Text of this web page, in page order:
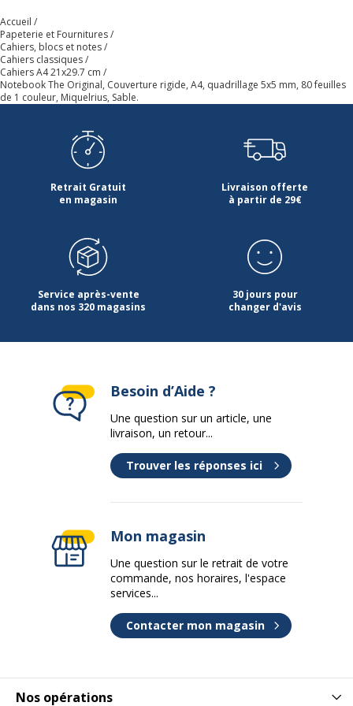
Catégorie de couleur
Couleur extérieure Sable
Couleur du produit
Quantité incluse
Données d'identification
Code barre maitre 8422593465783
Marque Miquelrius
Référence produit fabricant MR46578
Données logistiques
Quantité emballée 1
Dimensions et poids
Dimensions et poids
Profondeur
Accueil
Papeterie et Fournitures
Cahiers, blocs et notes
Cahiers classiques
Cahiers A4 21x29.7 cm
Notebook The Original, Couverture rigide, A4, quadrillage 5x5 mm, 80 feuilles
de 1 couleur, Miquelrius, Sable.
Retrait Gratuit
en magasin
Livraison offerte
à partir de 29€
Service après-vente
dans nos 320 magasins
30 jours pour
changer d'avis
Nos opérations
Besoin d’Aide ?
Une question sur un article, une
livraison, un retour...
Trouver les réponses ici
Mon magasin
Une question sur le retrait de votre
commande, nos horaires, l'espace
services...
Contacter mon magasin